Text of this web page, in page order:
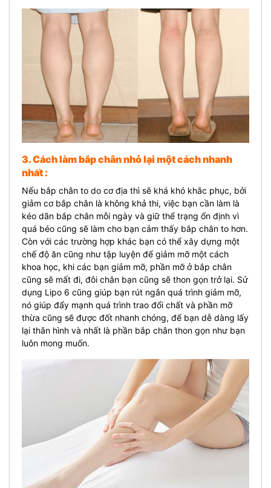
3. Cách làm bắp chân nhỏ lại một cách nhanh
nhất :
Nếu bắp chân to do cơ địa thì sẽ khá khó khắc phục, bởi
giảm cơ bắp chân là không khả thi, việc bạn cần làm là
kéo dãn bắp chân mỗi ngày và giữ thể trạng ổn định vì
quá béo cũng sẽ làm cho bạn cảm thấy bắp chân to hơn.
Còn với các trường hợp khác bạn có thể xây dựng một
chế độ ăn cũng như tập luyện để giảm mỡ một cách
khoa học, khi các bạn giảm mỡ, phần mỡ ở bắp chân
cũng sẽ mất đi, đôi chân bạn cũng sẽ thon gọn trở lại. Sử
dụng Lipo 6 cũng giúp bạn rút ngắn quá trình giảm mỡ,
nó giúp đẩy mạnh quá trình trao đổi chất và phần mỡ
thừa cũng sẽ được đốt nhanh chóng, để bạn dễ dàng lấy
lại thân hình và nhất là phần bắp chân thon gọn như bạn
luôn mong muốn.